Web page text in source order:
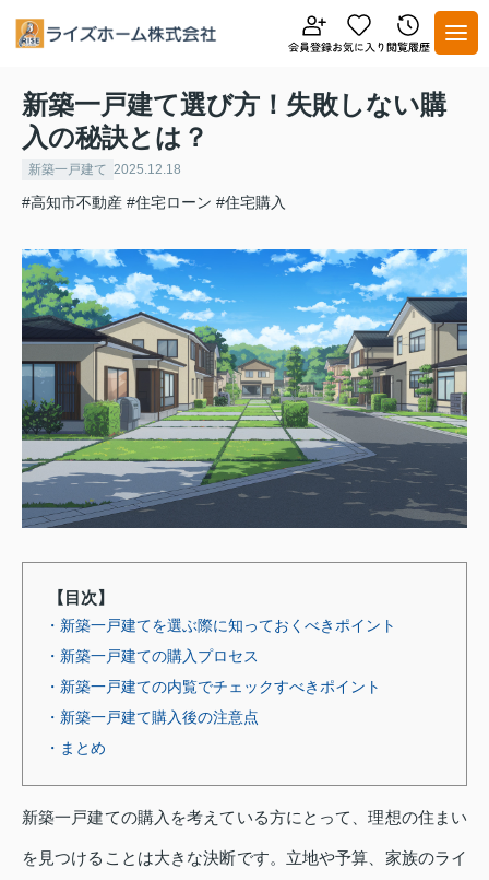
新築一戸建て選び方！失敗しない購
入の秘訣とは？
新築一戸建て 2025.12.18
#高知市不動産 #住宅ローン #住宅購入
【目次】
・新築一戸建てを選ぶ際に知っておくべきポイント
・新築一戸建ての購入プロセス
・新築一戸建ての内覧でチェックすべきポイント
・新築一戸建て購入後の注意点
・まとめ
新築一戸建ての購入を考えている方にとって、理想の住まい
を見つけることは大きな決断です。立地や予算、家族のライ